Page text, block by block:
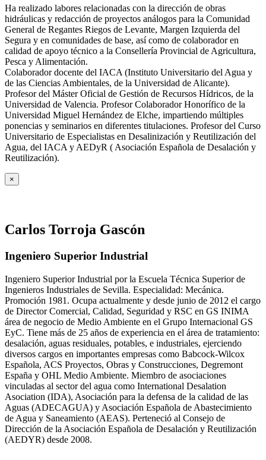
Ha realizado labores relacionadas con la dirección de obras
hidráulicas y redacción de proyectos análogos para la Comunidad
General de Regantes Riegos de Levante, Margen Izquierda del
Segura y en comunidades de base, así como de colaborador en
calidad de apoyo técnico a la Consellería Provincial de Agricultura,
Pesca y Alimentación.
Colaborador docente del IACA (Instituto Universitario del Agua y
de las Ciencias Ambientales, de la Universidad de Alicante).
Profesor del Máster Oficial de Gestión de Recursos Hídricos, de la
Universidad de Valencia. Profesor Colaborador Honorífico de la
Universidad Miguel Hernández de Elche, impartiendo múltiples
ponencias y seminarios en diferentes titulaciones. Profesor del Curso
Universitario de Especialistas en Desalinización y Reutilización del
Agua, del IACA y AEDyR ( Asociación Española de Desalación y
Reutilización).
×
Carlos Torroja Gascón
Ingeniero Superior Industrial
Ingeniero Superior Industrial por la Escuela Técnica Superior de
Ingenieros Industriales de Sevilla. Especialidad: Mecánica.
Promoción 1981. Ocupa actualmente y desde junio de 2012 el cargo
de Director Comercial, Calidad, Seguridad y RSC en GS INIMA
área de negocio de Medio Ambiente en el Grupo Internacional GS
EyC. Tiene más de 25 años de experiencia en el área de tratamiento:
desalación, aguas residuales, potables, e industriales, ejerciendo
diversos cargos en importantes empresas como Babcock-Wilcox
Española, ACS Proyectos, Obras y Construcciones, Degremont
España y OHL Medio Ambiente. Miembro de asociaciones
vinculadas al sector del agua como International Desalation
Asociation (IDA), Asociación para la defensa de la calidad de las
Aguas (ADECAGUA) y Asociación Española de Abastecimiento
de Agua y Saneamiento (AEAS). Perteneció al Consejo de
Dirección de la Asociación Española de Desalación y Reutilización
(AEDYR) desde 2008.